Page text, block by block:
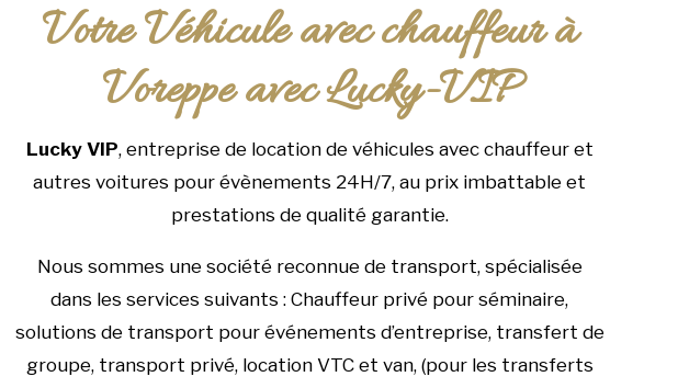
Votre Véhicule avec chauffeur à
Voreppe avec Lucky-VIP
Lucky VIP, entreprise de location de véhicules avec chauffeur et
autres voitures pour évènements 24H/7, au prix imbattable et
prestations de qualité garantie.
Nous sommes une société reconnue de transport, spécialisée
dans les services suivants : Chauffeur privé pour séminaire,
solutions de transport pour événements d’entreprise, transfert de
groupe, transport privé, location VTC et van, (pour les transferts